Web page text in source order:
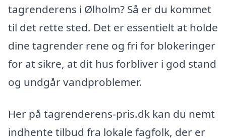
tagrenderens i Ølholm? Så er du kommet
til det rette sted. Det er essentielt at holde
dine tagrender rene og fri for blokeringer
for at sikre, at dit hus forbliver i god stand
og undgår vandproblemer.
Her på tagrenderens-pris.dk kan du nemt
indhente tilbud fra lokale fagfolk, der er